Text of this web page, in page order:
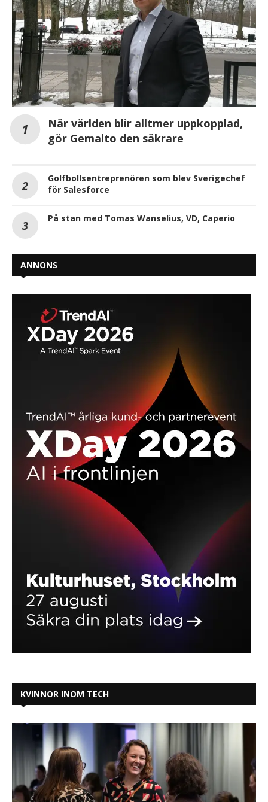
När världen blir alltmer uppkopplad,
gör Gemalto den säkrare
Golfbollsentreprenören som blev Sverigechef
för Salesforce
På stan med Tomas Wanselius, VD, Caperio
ANNONS
KVINNOR INOM TECH